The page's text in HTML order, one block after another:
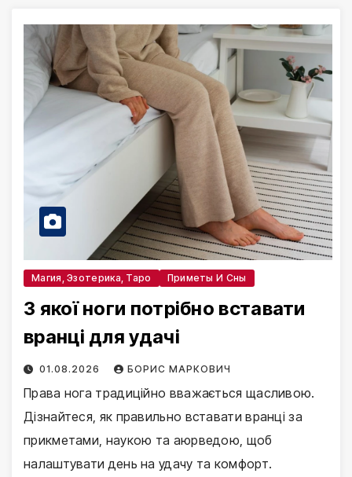
Магия, Эзотерика, Таро Приметы И Сны
З якої ноги потрібно вставати
вранці для удачі
01.08.2026 БОРИС МАРКОВИЧ
Права нога традиційно вважається щасливою.
Дізнайтеся, як правильно вставати вранці за
прикметами, наукою та аюрведою, щоб
налаштувати день на удачу та комфорт.